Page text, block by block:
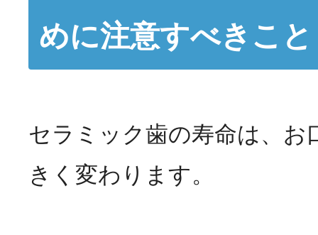
めに注意すべきこと
セラミック歯の寿命は、お
きく変わります。